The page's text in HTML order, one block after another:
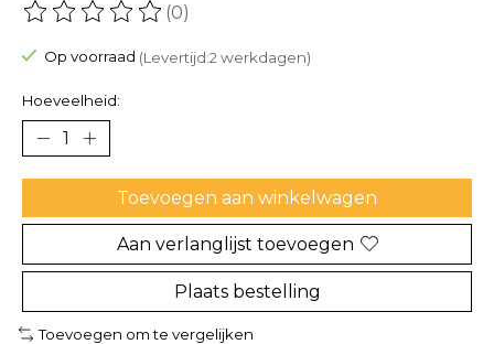
De beoordeling van dit product is
(0)
Op voorraad (Levertijd:2 werkdagen)
Hoeveelheid:
Toevoegen aan winkelwagen
Aan verlanglijst toevoegen
Plaats bestelling
Toevoegen om te vergelijken